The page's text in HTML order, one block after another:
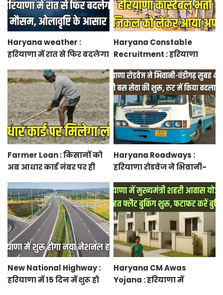
Haryana weather :
हरियाणा में रात से फिर बदलेगा
Haryana Constable
Recruitment : हरियाणा
लेकर आया अपडेट, हर पद के
लिए 55 युवाओं ने किया
आवेदन
Farmer Loan : किसानों को
अब आधार कार्ड नंबर पर ही
से एमओयू करेगी सरकार
Haryana Roadways :
हरियाणा रोडवेज ने भिवानी-
रुट में किया बदलाव
New National Highway :
हरियाणा में 15 दिन में शुरू हो
Haryana CM Awas
Yojana : हरियाणा में